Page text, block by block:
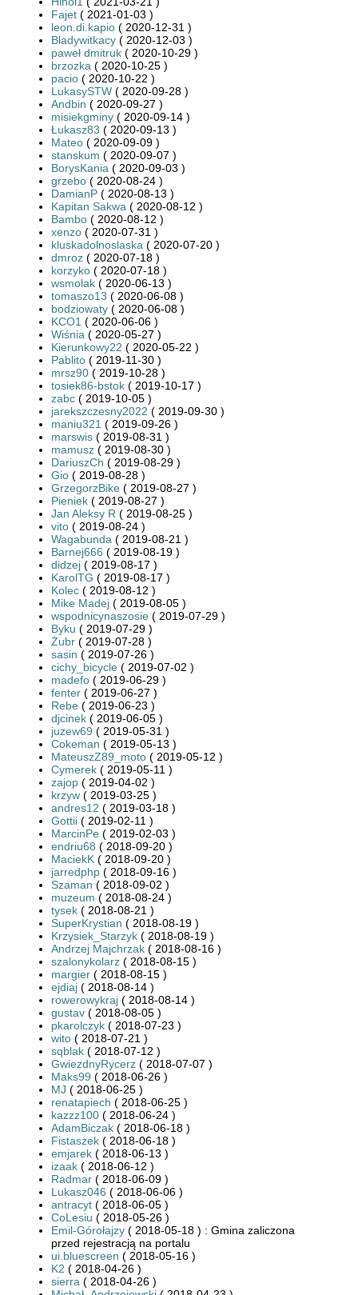
Fajet ( 2021-01-03 )
leon.di.kapio ( 2020-12-31 )
Bladywitkacy ( 2020-12-03 )
paweł dmitruk ( 2020-10-29 )
brzozka ( 2020-10-25 )
pacio ( 2020-10-22 )
LukasySTW ( 2020-09-28 )
Andbin ( 2020-09-27 )
misiekgminy ( 2020-09-14 )
Łukasz83 ( 2020-09-13 )
Mateo ( 2020-09-09 )
stanskum ( 2020-09-07 )
BorysKania ( 2020-09-03 )
grzebo ( 2020-08-24 )
DamianP ( 2020-08-13 )
Kapitan Sakwa ( 2020-08-12 )
Bambo ( 2020-08-12 )
xenzo ( 2020-07-31 )
kluskadolnoslaska ( 2020-07-20 )
dmroz ( 2020-07-18 )
korzyko ( 2020-07-18 )
wsmolak ( 2020-06-13 )
tomaszo13 ( 2020-06-08 )
bodziowaty ( 2020-06-08 )
KCO1 ( 2020-06-06 )
Wiśnia ( 2020-05-27 )
Kierunkowy22 ( 2020-05-22 )
Pablito ( 2019-11-30 )
mrsz90 ( 2019-10-28 )
tosiek86-bstok ( 2019-10-17 )
zabc ( 2019-10-05 )
jarekszczesny2022 ( 2019-09-30 )
maniu321 ( 2019-09-26 )
marswis ( 2019-08-31 )
mamusz ( 2019-08-30 )
DariuszCh ( 2019-08-29 )
Gio ( 2019-08-28 )
GrzegorzBike ( 2019-08-27 )
Pieniek ( 2019-08-27 )
Jan Aleksy R ( 2019-08-25 )
vito ( 2019-08-24 )
Wagabunda ( 2019-08-21 )
Barnej666 ( 2019-08-19 )
didzej ( 2019-08-17 )
KarolTG ( 2019-08-17 )
Kolec ( 2019-08-12 )
Mike Madej ( 2019-08-05 )
wspodnicynaszosie ( 2019-07-29 )
Byku ( 2019-07-29 )
Żubr ( 2019-07-28 )
sasin ( 2019-07-26 )
cichy_bicycle ( 2019-07-02 )
madefo ( 2019-06-29 )
fenter ( 2019-06-27 )
Rebe ( 2019-06-23 )
djcinek ( 2019-06-05 )
juzew69 ( 2019-05-31 )
Cokeman ( 2019-05-13 )
MateuszZ89_moto ( 2019-05-12 )
Cymerek ( 2019-05-11 )
zajop ( 2019-04-02 )
krzyw ( 2019-03-25 )
andres12 ( 2019-03-18 )
Gottii ( 2019-02-11 )
MarcinPe ( 2019-02-03 )
endriu68 ( 2018-09-20 )
MaciekK ( 2018-09-20 )
jarredphp ( 2018-09-16 )
Szaman ( 2018-09-02 )
muzeum ( 2018-08-24 )
tysek ( 2018-08-21 )
SuperKrystian ( 2018-08-19 )
Krzysiek_Starzyk ( 2018-08-19 )
Andrzej Majchrzak ( 2018-08-16 )
szalonykolarz ( 2018-08-15 )
margier ( 2018-08-15 )
ejdiaj ( 2018-08-14 )
rowerowykraj ( 2018-08-14 )
gustav ( 2018-08-05 )
pkarolczyk ( 2018-07-23 )
wito ( 2018-07-21 )
sqblak ( 2018-07-12 )
GwiezdnyRycerz ( 2018-07-07 )
Maks99 ( 2018-06-26 )
MJ ( 2018-06-25 )
renatapiech ( 2018-06-25 )
kazzz100 ( 2018-06-24 )
AdamBiczak ( 2018-06-18 )
Fistaszek ( 2018-06-18 )
emjarek ( 2018-06-13 )
izaak ( 2018-06-12 )
Radmar ( 2018-06-09 )
Lukasz046 ( 2018-06-06 )
antracyt ( 2018-06-05 )
CoLesiu ( 2018-05-26 )
Emil-Górołajzy ( 2018-05-18 ) : Gmina zaliczona
przed rejestracją na portalu
ui.bluescreen ( 2018-05-16 )
K2 ( 2018-04-26 )
sierra ( 2018-04-26 )